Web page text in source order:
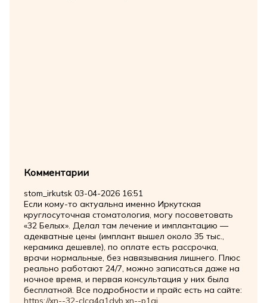
Комментарии
stom_irkutsk 03-04-2026 16:51
Если кому-то актуальна именно Иркутская
круглосуточная стоматология, могу посоветовать
«32 Белых». Делал там лечение и имплантацию —
адекватные цены (имплант вышел около 35 тыс.,
керамика дешевле), по оплате есть рассрочка,
врачи нормальные, без навязывания лишнего. Плюс
реально работают 24/7, можно записаться даже на
ночное время, и первая консультация у них была
бесплатной. Все подробности и прайс есть на сайте:
https://xn--32-clcq4a1dyb.xn--p1ai